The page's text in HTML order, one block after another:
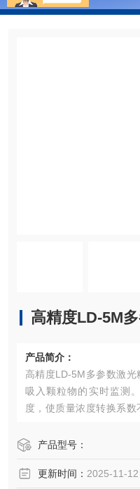
高精度LD-5M
产品简介：
高精度LD-5M多参数激
吸入颗粒物的实时监测
度，使质量浓度转换系数
产品型号：
更新时间： 2025-11-12